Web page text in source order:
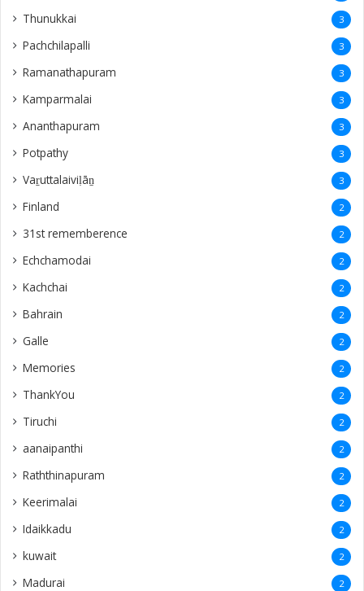
Thunukkai 3
Pachchilapalli 3
Ramanathapuram 3
Kamparmalai 3
Ananthapuram 3
‎Potpathy 3
Vaṟuttalaiviḷāṉ 3
Finland 2
31st rememberence 2
Echchamodai 2
Kachchai 2
Bahrain 2
Galle 2
Memories 2
ThankYou 2
Tiruchi 2
aanaipanthi 2
Raththinapuram 2
Keerimalai 2
Idaikkadu 2
kuwait 2
Madurai 2